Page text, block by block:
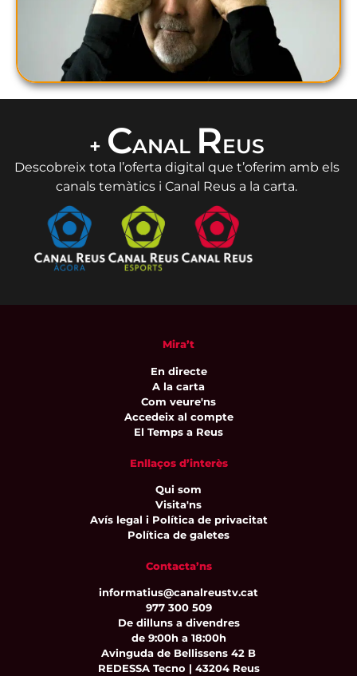
+ CANAL REUS
Descobreix tota l’oferta digital que t’oferim amb els
canals temàtics i Canal Reus a la carta.
Mira’t
En directe
A la carta
Com veure'ns
Accedeix al compte
El Temps a Reus
Enllaços d’interès
Qui som
Visita'ns
Avís legal i Política de privacitat
Política de galetes
Contacta’ns
informatius@canalreustv.cat
977 300 509
De dilluns a divendres
de 9:00h a 18:00h
Avinguda de Bellissens 42 B
REDESSA Tecno | 43204 Reus